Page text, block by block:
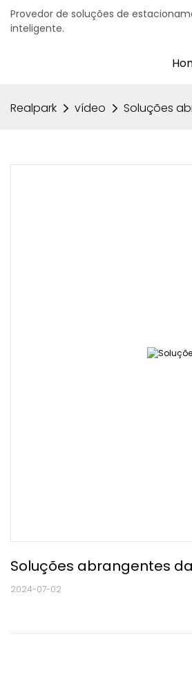
Provedor de soluções de
inteligente.
Realpark vídeo Soluções
Soluções abrangentes
2024-07-02